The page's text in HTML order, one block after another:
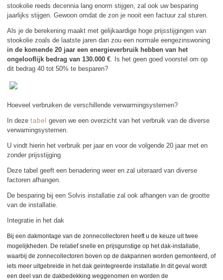
stookolie reeds decennia lang enorm stijgen, zal ook uw besparing
jaarlijks stijgen. Gewoon omdat de zon je nooit een factuur zal sturen.
Als je de berekening maakt met gelijkaardige hoge prijsstijgingen van
stookolie zoals de laatste jaren dan zou een normale eengezinswoning
in de komende 20 jaar een energieverbruik hebben van het
ongelooflijk bedrag van 130.000 €. Is het geen goed voorstel om op
dit bedrag 40 tot 50% te besparen?
Hoeveel verbruiken de verschillende verwarmingsystemen?
In dezetabel geven we een overzicht van het verbruik van de diverse
verwamingsystemen.
U vindt hierin het verbruik per jaar en voor de volgende 20 jaar met en
zonder prijsstijging
Deze tabel geeft een benadering weer en zal uiteraard van diverse
factoren afhangen.
De besparing bij een Solvis installatie zal ook afhangen van de grootte
van de installatie.
Integratie in het dak
Bij een dakmontage van de zonnecollectoren heeft u de keuze uit twee
mogelijkheden. De relatief snelle en prijsgunstige op het dak-installatie,
waarbij de zonnecollectoren boven op de dakpannen worden gemonteerd, of
iets meer uitgebreide in het dak geintegreerde installatie. In dit geval wordt
een deel van de dakbedekking weggenomen en worden de